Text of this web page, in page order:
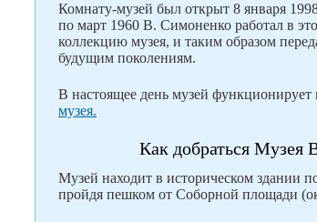
Комнату-музей был открыт 8 января
по март 1960 В. Симоненко работал в
коллекцию музея, и таким образом
будущим поколениям.
В настоящее день музей функционирует
музея.
Как добраться Музея
Музей находит в историческом здании
пройдя пешком от Соборной площади